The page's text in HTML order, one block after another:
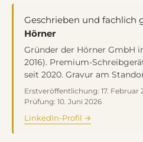
Geschrieben und fachlich
Hörner
Gründer der Hörner GmbH
2016). Premium-
seit 2020. Gravur am
Erstveröffentlichung: 17. Februar
Prüfung: 10. Juni 2026
LinkedIn-Profil →